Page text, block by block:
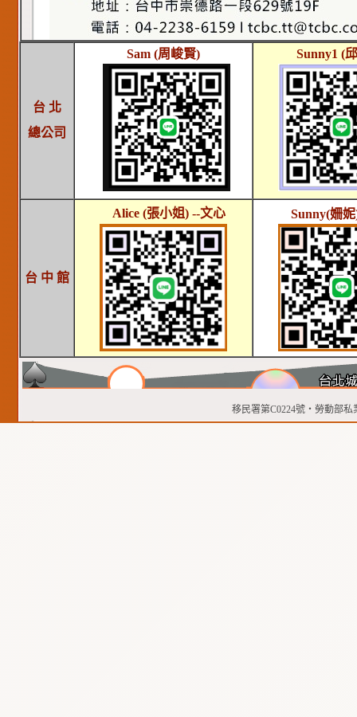
台 北
總公司
Sam (周峻賢) Sunny1 (
台 中 館
Alice (張小姐) --文心 Sunny(姍
移民署第C0224號‧勞動部私